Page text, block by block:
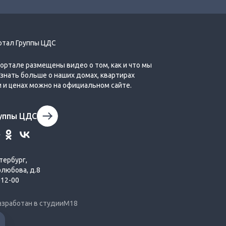
Города Первых
Группы ЦДС
размещены видео о том, как и что мы
больше о наших домах, квартирах
и ценах можно на официальном сайте.
ЦДС
д.8
00
в студииМ18